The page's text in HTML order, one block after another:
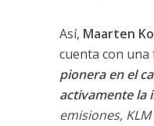
Así, Maarten
cuenta con una
pionera en el
activamente la
emisiones,